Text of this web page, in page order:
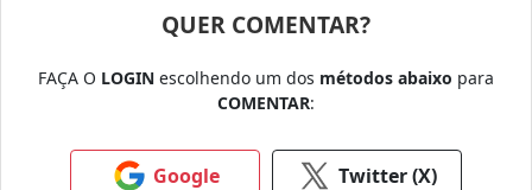
QUER COMENTAR?
FAÇA O LOGIN escolhendo um dos métodos abaixo para
COMENTAR:
Google Twitter (X)